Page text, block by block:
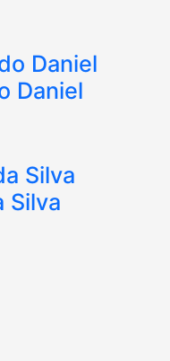
Daniel
Silva